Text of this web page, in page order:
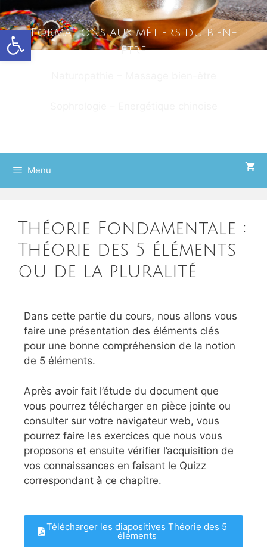
Ouvrir la barre d’outils
Formations aux métiers du bien-
être
Menu
Théorie Fondamentale :
Théorie des 5 éléments
ou de la pluralité
Dans cette partie du cours, nous allons vous
faire une présentation des éléments clés
pour une bonne compréhension de la notion
de 5 éléments.
Après avoir fait l’étude du document que
vous pourrez télécharger en pièce jointe ou
consulter sur votre navigateur web, vous
pourrez faire les exercices que nous vous
proposons et ensuite vérifier l’acquisition de
vos connaissances en faisant le Quizz
correspondant à ce chapitre.
Télécharger les diapositives Théorie des 5
éléments